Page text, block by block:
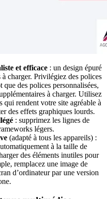
et efficace : un design épuré
charger. Privilégiez des polices
que des polices personnalisées,
à charger. Utilisez
qui rendent votre site agréable à
des effets graphiques lourds.
: supprimez les lignes de
légers.
(adapté à tous les appareils) :
à la taille de
des éléments inutiles pour
remplacez une image de
d’ordinateur par une version